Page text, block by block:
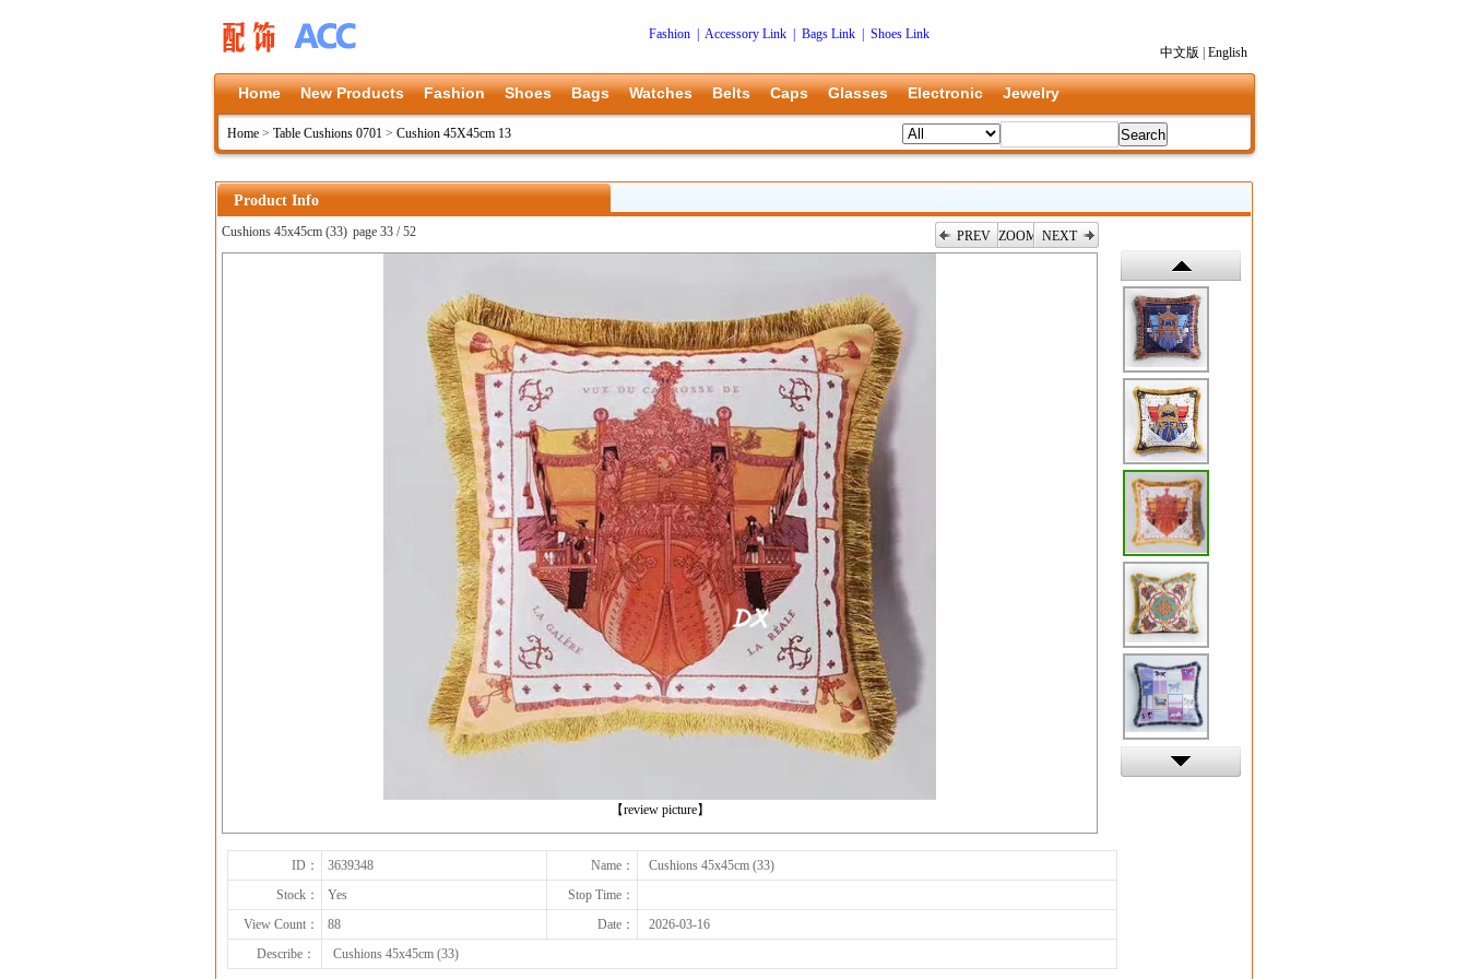
Fashion Accessory Link Bags Link
Shoes Link
中文版
English
Home New Products Fashion Shoes Bags Watches Belts Caps Glasses Electronic Jewelry
Home > Table Cushions 0701 > Cushion 45X45cm 13
Product Info
Cushions 45x45cm (33) page 33 / 52 PREV ZOOM NEXT
【review picture】
ID： 3639348 Name：
Cushions 45x45cm (33)
Stock：
Yes
Stop Time：
View Count：
88 Date：
2026-03-16
Describe：
Cushions 45x45cm (33)